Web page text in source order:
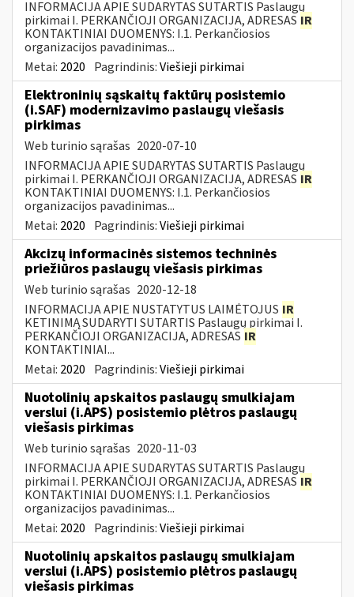
INFORMACIJA APIE SUDARYTAS SUTARTIS Paslaugų
pirkimai I. PERKANČIOJI ORGANIZACIJA, ADRESAS IR
KONTAKTINIAI DUOMENYS: I.1. Perkančiosios
organizacijos pavadinimas...
Metai: 2020 Pagrindinis:Viešieji pirkimai
Elektroninių sąskaitų faktūrų posistemio
(i.SAF) modernizavimo paslaugų viešasis
pirkimas
Web turinio sąrašas 2020-07-10
INFORMACIJA APIE SUDARYTAS SUTARTIS Paslaugų
pirkimai I. PERKANČIOJI ORGANIZACIJA, ADRESAS IR
KONTAKTINIAI DUOMENYS: I.1. Perkančiosios
organizacijos pavadinimas...
Metai: 2020 Pagrindinis:Viešieji pirkimai
Akcizų informacinės sistemos techninės
priežiūros paslaugų viešasis pirkimas
Web turinio sąrašas 2020-12-18
INFORMACIJA APIE NUSTATYTUS LAIMĖTOJUS IR
KETINIMĄ SUDARYTI SUTARTIS Paslaugų pirkimai I.
PERKANČIOJI ORGANIZACIJA, ADRESAS IR
KONTAKTINIAI...
Metai: 2020 Pagrindinis:Viešieji pirkimai
Nuotolinių apskaitos paslaugų smulkiajam
verslui (i.APS) posistemio plėtros paslaugų
viešasis pirkimas
Web turinio sąrašas 2020-11-03
INFORMACIJA APIE SUDARYTAS SUTARTIS Paslaugų
pirkimai I. PERKANČIOJI ORGANIZACIJA, ADRESAS IR
KONTAKTINIAI DUOMENYS: I.1. Perkančiosios
organizacijos pavadinimas...
Metai: 2020 Pagrindinis:Viešieji pirkimai
Nuotolinių apskaitos paslaugų smulkiajam
verslui (i.APS) posistemio plėtros paslaugų
viešasis pirkimas